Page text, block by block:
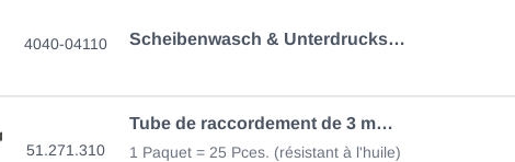
4040-04110 Scheibenwasch & Unterdruckschlauch 6.4mm 4040-04110
51.271.310
Tube de raccordement de 3 mm pour tuyau lave-glace
1 Paquet = 25 Pces. (résistant à l'huile)